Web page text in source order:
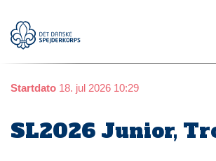
hovedindhold
Main
navigation
Startdato 18. jul 2026 10:29
SL2026 Junior,